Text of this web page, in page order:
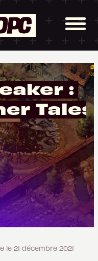
:
Tales
le 21 décembre 2021